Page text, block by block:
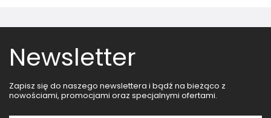
Newsletter
Zapisz się do naszego newslettera i bądź na bieżąco z
nowościami, promocjami oraz specjalnymi ofertami.